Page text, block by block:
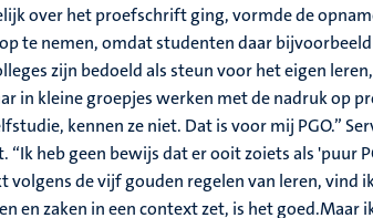
over het proefschrift ging, vormde de
te nemen, omdat studenten daar
zijn bedoeld als steun voor het eigen
in kleine groepjes werken met de nadruk op
kennen ze niet. Dat is voor mij PGO.”
heb geen bewijs dat er ooit zoiets als 'puur
volgens de vijf gouden regelen van leren,
en zaken in een context zet, is het